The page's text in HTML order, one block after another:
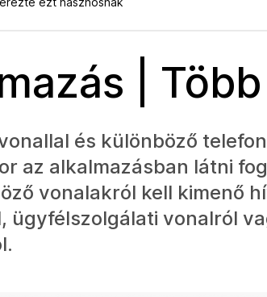
|
és különböző
az alkalmazásban látni
vonalakról kell kimenő
ügyfélszolgálati vonalról